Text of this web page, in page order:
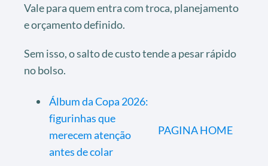
Vale para quem entra com troca, planejamento
e orçamento definido.
Sem isso, o salto de custo tende a pesar rápido
no bolso.
Álbum da Copa 2026:
figurinhas que
merecem atenção
antes de colar
PAGINA HOME